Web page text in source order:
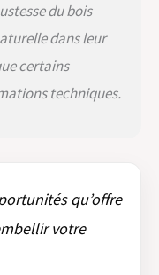
du bois
dans leur
certains
techniques.
qu’offre
votre